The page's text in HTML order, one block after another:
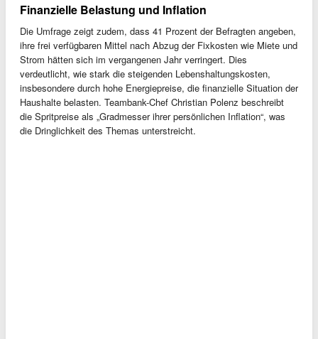
Finanzielle Belastung und Inflation
Die Umfrage zeigt zudem, dass 41 Prozent der Befragten angeben,
ihre frei verfügbaren Mittel nach Abzug der Fixkosten wie Miete und
Strom hätten sich im vergangenen Jahr verringert. Dies
verdeutlicht, wie stark die steigenden Lebenshaltungskosten,
insbesondere durch hohe Energiepreise, die finanzielle Situation der
Haushalte belasten. Teambank-Chef Christian Polenz beschreibt
die Spritpreise als „Gradmesser ihrer persönlichen Inflation“, was
die Dringlichkeit des Themas unterstreicht.